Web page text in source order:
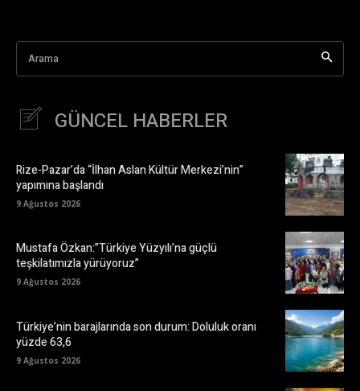
Arama
GÜNCEL HABERLER
Rize-Pazar’da “İlhan Aslan Kültür Merkezi’nin”
yapımına başlandı
9 Ağustos 2026
Mustafa Özkan:”Türkiye Yüzyılı’na güçlü
teşkilatımızla yürüyoruz”
9 Ağustos 2026
Türkiye’nin barajlarında son durum: Doluluk oranı
yüzde 63,6
9 Ağustos 2026